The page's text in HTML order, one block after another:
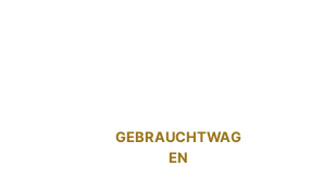
GEBRAUCHTWAG
EN